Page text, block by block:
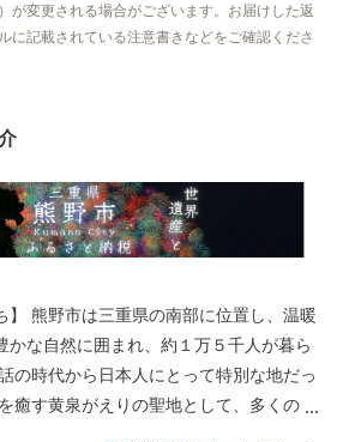
が変更される場合がございます。お届けした返
に記載されている注意書きなどをご確認くださ
】 熊野市は三重県の南部に位置し、温暖
かな自然に囲まれ、約１万５千人が暮ら
癒す黄泉がえりの聖地として、多くの